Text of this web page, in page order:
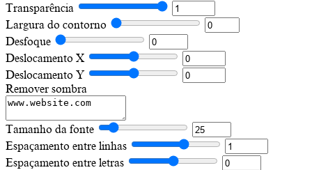
Transparência
Largura do contorno
Desfoque
Deslocamento X
Deslocamento Y
Remover sombra
Tamanho da fonte
Espaçamento entre linhas
Espaçamento entre letras